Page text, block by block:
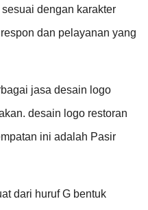
dengan karakter
dan pelayanan yang
jasa desain logo
desain logo restoran
ini adalah Pasir
dari huruf G bentuk